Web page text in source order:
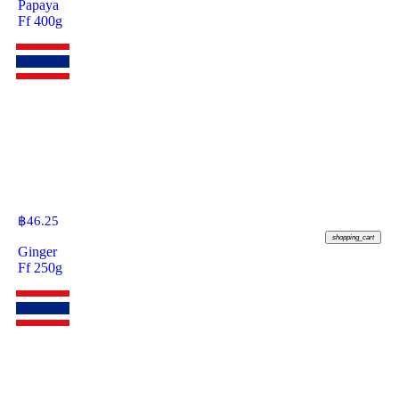
Papaya
Ff 400g
฿46.25
shopping_cart
Ginger
Ff 250g